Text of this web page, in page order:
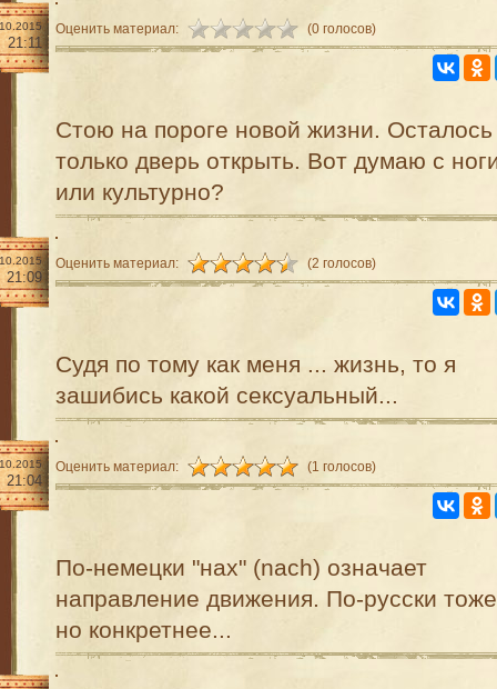
21:11
Оценить материал: (0 голосов)
Стою на пороге новой жизни. Осталось
только дверь открыть. Вот думаю с
или культурно?
21:09
Оценить материал: (2 голосов)
Судя по тому как меня ... жизнь, то я
зашибись какой сексуальный...
21:04
Оценить материал: (1 голосов)
По-немецки "нах" (nach) означает
направление движения. По-русски
но конкретнее...